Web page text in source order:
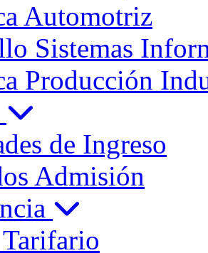
Automotriz
Sistemas
Producción
de Ingreso
Admisión